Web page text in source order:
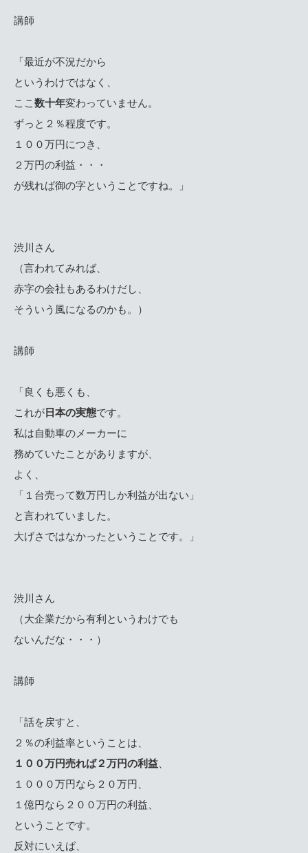
講師
「最近が不況だから
というわけではなく、
ここ 数十年変わっていません。
ずっと２％程度です。
１００万円につき、
２万円の利益・・・
が残れば御の字ということですね。」
渋川さん
（言われてみれば、
赤字の会社もあるわけだし、
そういう風になるのかも。）
講師
「良くも悪くも、
これが 日本の実態です。
私は自動車のメーカーに
務めていたことがありますが、
よく、
「１台売って数万円しか利益が出ない」
と言われていました。
大げさではなかったということです。」
渋川さん
（大企業だから有利というわけでも
ないんだな・・・）
講師
「話を戻すと、
２％の利益率ということは、
１００万円売れば２万円の利益
１０００万円なら２０万円、
１億円なら２００万円の利益、
ということです。
反対にいえば、